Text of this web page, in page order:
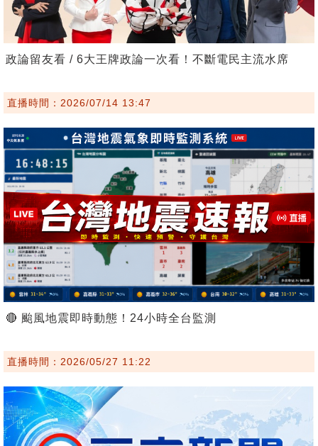
政論留友看 / 6大王牌政論一次看！不斷電民主流水席
直播時間：2026/07/14 13:47
🔴 颱風地震即時動態！24小時全台監測
直播時間：2026/05/27 11:22